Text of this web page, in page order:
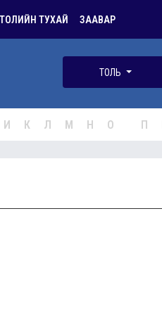
ТОЛИЙН ТУХАЙ ЗААВАР
ТОЛЬ
И К Л М Н О П